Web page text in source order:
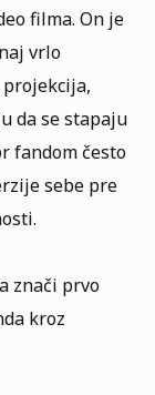
filma. On je
vrlo
da se stapaju
fandom često
sebe pre
znači prvo
kroz